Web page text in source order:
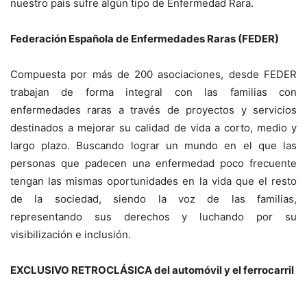
nuestro país sufre algún tipo de Enfermedad Rara.
Federación Española de Enfermedades Raras (FEDER)
Compuesta por más de 200 asociaciones, desde FEDER
trabajan de forma integral con las familias con
enfermedades raras a través de proyectos y servicios
destinados a mejorar su calidad de vida a corto, medio y
largo plazo. Buscando lograr un mundo en el que las
personas que padecen una enfermedad poco frecuente
tengan las mismas oportunidades en la vida que el resto
de la sociedad, siendo la voz de las familias,
representando sus derechos y luchando por su
visibilización e inclusión.
EXCLUSIVO RETROCLÁSICA del automóvil y el ferrocarril